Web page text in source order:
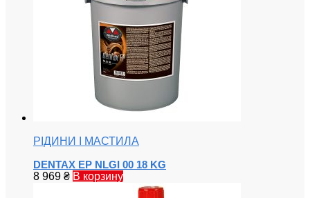
РІДИНИ І МАСТИЛА
DENTAX EP NLGI 00 18 KG
8 969 ₴ В корзину